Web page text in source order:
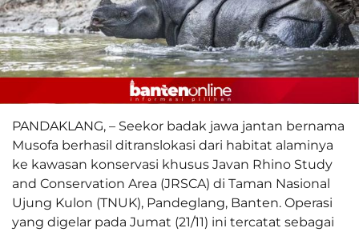
PANDAKLANG, – Seekor badak jawa jantan bernama
Musofa berhasil ditranslokasi dari habitat alaminya
ke kawasan konservasi khusus Javan Rhino Study
and Conservation Area (JRSCA) di Taman Nasional
Ujung Kulon (TNUK), Pandeglang, Banten. Operasi
yang digelar pada Jumat (21/11) ini tercatat sebagai